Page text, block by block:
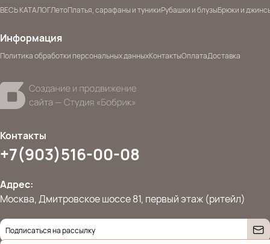
ВЕСЬ КАТАЛОГЛетоПлатья, сарафаны и туникиРубашки и блузыБрюки и
Информация
Политика обработки персональных данныхКонтактыОплатаДоставка
Контакты
+7(903)516-00-08
Адрес:
Москва, Дмитровское шоссе 81, первый этаж (ритейл)